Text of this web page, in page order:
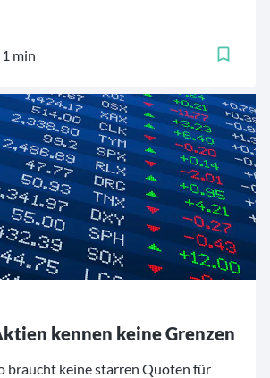
1 min
kennen keine Grenzen
braucht keine starren Quoten für